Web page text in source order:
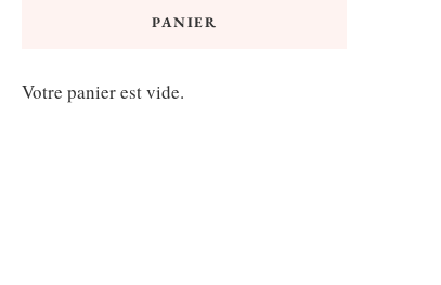
PANIER
Votre panier est vide.